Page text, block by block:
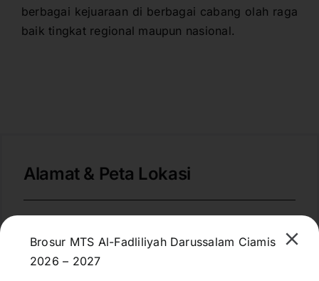
berbagai kejuaraan di berbagai cabang olah raga
baik tingkat regional maupun nasional.
Alamat & Peta Lokasi
Brosur MTS Al-Fadliliyah Darussalam Ciamis
2026 – 2027